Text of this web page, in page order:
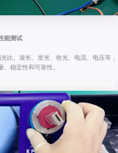
能测试
比、波长、发光、收光、电流、电压等，
、稳定性和可靠性。